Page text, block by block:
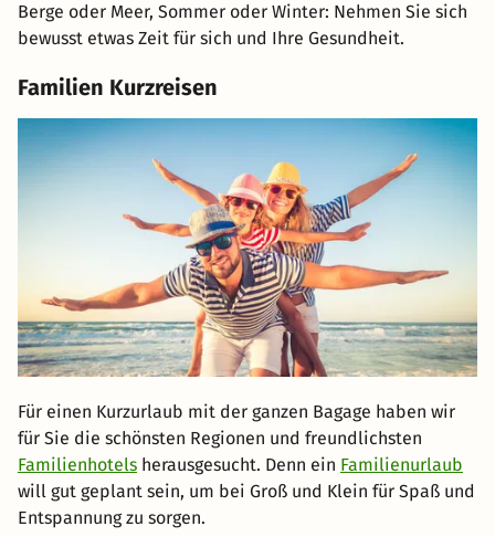
Berge oder Meer, Sommer oder Winter: Nehmen Sie sich
bewusst etwas Zeit für sich und Ihre Gesundheit.
Familien Kurzreisen
Für einen Kurzurlaub mit der ganzen Bagage haben wir
für Sie die schönsten Regionen und freundlichsten
Familienhotels herausgesucht. Denn ein Familienurlaub
will gut geplant sein, um bei Groß und Klein für Spaß und
Entspannung zu sorgen.